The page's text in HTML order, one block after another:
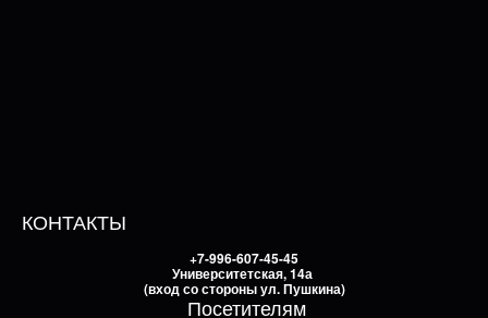
КОНТАКТЫ
+7-996-607-45-45
Университетская, 14а
(вход со стороны ул. Пушкина)
Посетителям